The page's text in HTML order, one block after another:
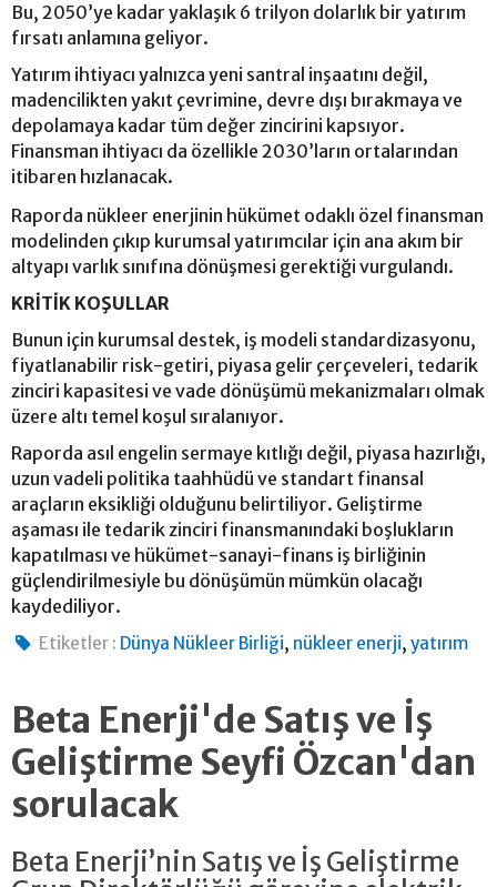
Bu, 2050’ye kadar yaklaşık 6 trilyon dolarlık bir yatırım
fırsatı anlamına geliyor.
Yatırım ihtiyacı yalnızca yeni santral inşaatını değil,
madencilikten yakıt çevrimine, devre dışı bırakmaya ve
depolamaya kadar tüm değer zincirini kapsıyor.
Finansman ihtiyacı da özellikle 2030’ların ortalarından
itibaren hızlanacak.
Raporda nükleer enerjinin hükümet odaklı özel finansman
modelinden çıkıp kurumsal yatırımcılar için ana akım bir
altyapı varlık sınıfına dönüşmesi gerektiği vurgulandı.
KRİTİK KOŞULLAR
Bunun için kurumsal destek, iş modeli standardizasyonu,
fiyatlanabilir risk-getiri, piyasa gelir çerçeveleri, tedarik
zinciri kapasitesi ve vade dönüşümü mekanizmaları olmak
üzere altı temel koşul sıralanıyor.
Raporda asıl engelin sermaye kıtlığı değil, piyasa hazırlığı,
uzun vadeli politika taahhüdü ve standart finansal
araçların eksikliği olduğunu belirtiliyor. Geliştirme
aşaması ile tedarik zinciri finansmanındaki boşlukların
kapatılması ve hükümet-sanayi-finans iş birliğinin
güçlendirilmesiyle bu dönüşümün mümkün olacağı
kaydediliyor.
Etiketler : Dünya Nükleer Birliği, nükleer enerji,yatırım
Beta Enerji'de Satış ve İş
Geliştirme Seyfi Özcan'dan
sorulacak
Beta Enerji’nin Satış ve İş Geliştirme